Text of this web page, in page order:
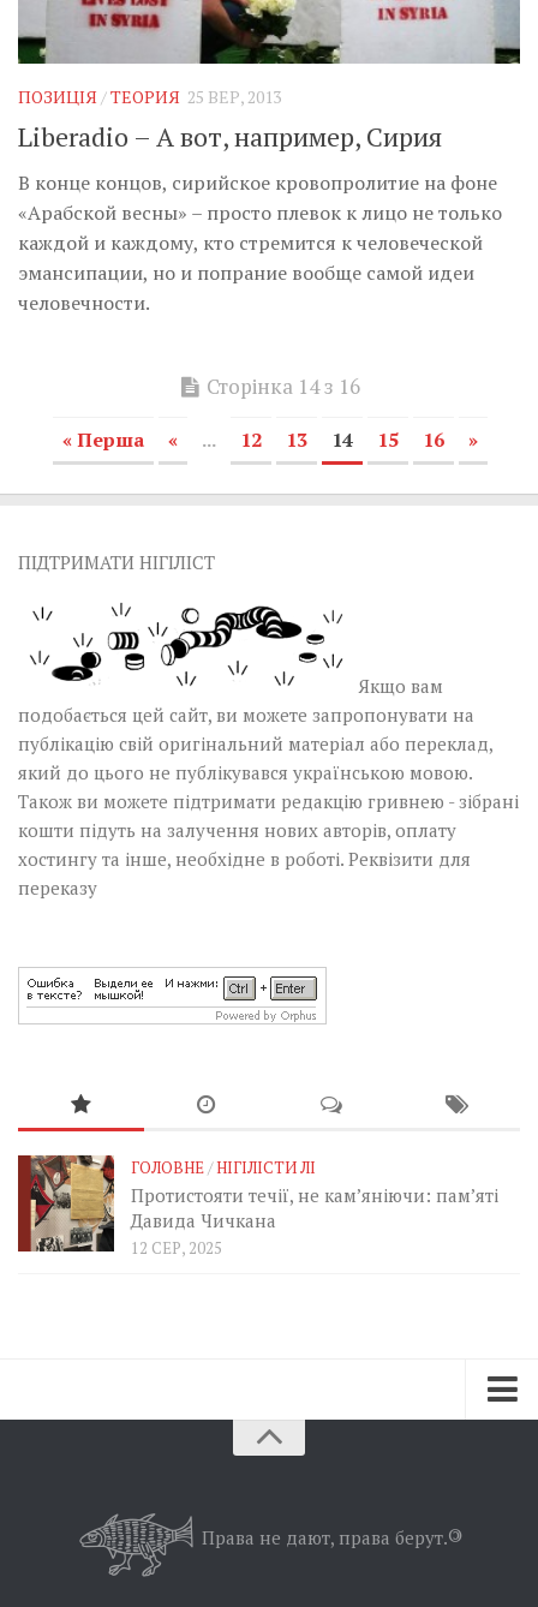
ПОЗИЦІЯ /ТЕОРИЯ 25 ВЕР, 2013
Liberadio – А вот, например, Сирия
В конце концов, сирийское кровопролитие на фоне
«Арабской весны» – просто плевок к лицо не только
каждой и каждому, кто стремится к человеческой
эмансипации, но и попрание вообще самой идеи
человечности.
Сторінка 14 з 16
« Перша « ... 12 13 14 15 16 »
ПІДТРИМАТИ НІГІЛІСТ
Якщо вам
подобається цей сайт, ви можете запропонувати на
публікацію свій оригінальний матеріал або переклад,
який до цього не публікувався українською мовою.
Також ви можете підтримати редакцію гривнею - зібрані
кошти підуть на залучення нових авторів, оплату
хостингу та інше, необхідне в роботі. Реквізити для
переказу
ГОЛОВНЕ/НІГІЛІСТИ ЛІ
Протистояти течії, не кам’яніючи: пам’яті
Давида Чичкана
12 СЕР, 2025
Позиція
Права не дают, права берут.©